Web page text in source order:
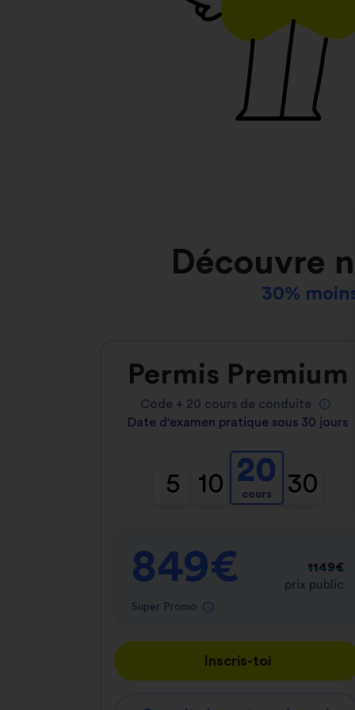
Découvre
30%
Permis Premium
Code + 20 cours de conduite
Date d'examen pratique sous 30 jours
5 10 20
cours 30
849€
Super Promo
1149€
prix public
Inscris-toi